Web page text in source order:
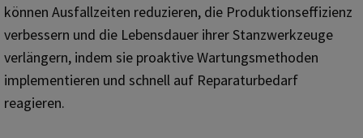
können Ausfallzeiten reduzieren, die Produktionseffizienz
verbessern und die Lebensdauer ihrer Stanzwerkzeuge
verlängern, indem sie proaktive Wartungsmethoden
implementieren und schnell auf Reparaturbedarf
reagieren.